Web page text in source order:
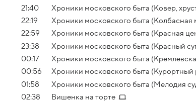
21:40
Хроники московского быта (Ковер,
22:19
Хроники московского быта (Колбасная
22:59
Хроники московского быта (Красная
23:38
Хроники московского быта (Красный
00:17
Хроники московского быта
00:56
Хроники московского быта (Курортный
01:58
Хроники московского быта (Мелодия
02:38
Вишенка на торте